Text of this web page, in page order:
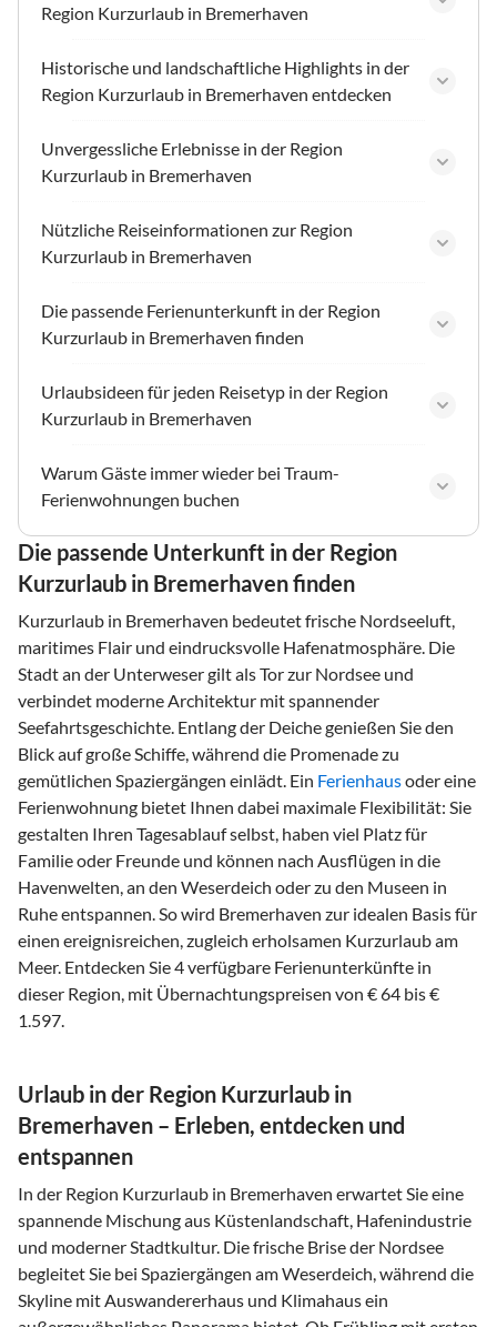
Region Kurzurlaub in Bremerhaven
Historische und landschaftliche Highlights in der
Region Kurzurlaub in Bremerhaven entdecken
Unvergessliche Erlebnisse in der Region
Kurzurlaub in Bremerhaven
Nützliche Reiseinformationen zur Region
Kurzurlaub in Bremerhaven
Die passende Ferienunterkunft in der Region
Kurzurlaub in Bremerhaven finden
Urlaubsideen für jeden Reisetyp in der Region
Kurzurlaub in Bremerhaven
Warum Gäste immer wieder bei Traum-
Ferienwohnungen buchen
Die passende Unterkunft in der Region
Kurzurlaub in Bremerhaven finden
Kurzurlaub in Bremerhaven bedeutet frische Nordseeluft,
maritimes Flair und eindrucksvolle Hafenatmosphäre. Die
Stadt an der Unterweser gilt als Tor zur Nordsee und
verbindet moderne Architektur mit spannender
Seefahrtsgeschichte. Entlang der Deiche genießen Sie den
Blick auf große Schiffe, während die Promenade zu
gemütlichen Spaziergängen einlädt. Ein Ferienhausoder eine
Ferienwohnung bietet Ihnen dabei maximale Flexibilität: Sie
gestalten Ihren Tagesablauf selbst, haben viel Platz für
Familie oder Freunde und können nach Ausflügen in die
Havenwelten, an den Weserdeich oder zu den Museen in
Ruhe entspannen. So wird Bremerhaven zur idealen Basis für
einen ereignisreichen, zugleich erholsamen Kurzurlaub am
Meer. Entdecken Sie 4 verfügbare Ferienunterkünfte in
dieser Region, mit Übernachtungspreisen von € 64 bis €
1.597.
Urlaub in der Region Kurzurlaub in
Bremerhaven – Erleben, entdecken und
entspannen
In der Region Kurzurlaub in Bremerhaven erwartet Sie eine
spannende Mischung aus Küstenlandschaft, Hafenindustrie
und moderner Stadtkultur. Die frische Brise der Nordsee
begleitet Sie bei Spaziergängen am Weserdeich, während die
Skyline mit Auswandererhaus und Klimahaus ein